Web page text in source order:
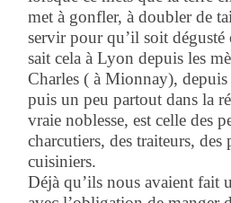
met à gonfler, à doubler de
servir pour qu’il soit
sait cela à Lyon depuis les
Charles ( à Mionnay),
puis un peu partout dans la
vraie noblesse, est celle des
charcutiers, des traiteurs, des
cuisiniers.
Déjà qu’ils nous avaient fait